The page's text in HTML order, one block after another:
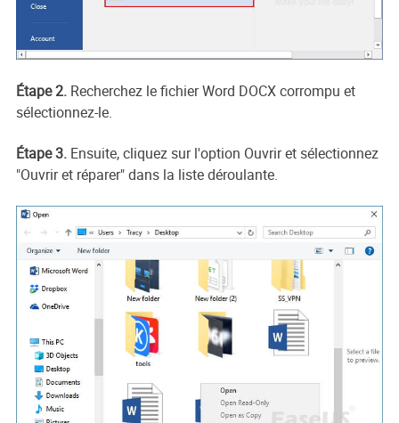
Étape 2. Recherchez le fichier Word DOCX corrompu et
sélectionnez-le.
Étape 3. Ensuite, cliquez sur l'option Ouvrir et sélectionnez
"Ouvrir et réparer" dans la liste déroulante.